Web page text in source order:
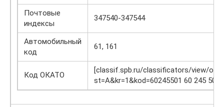
Почтовые
индексы
347540-347544
Автомобильный
код
61, 161
Код ОКАТО
[classif.spb.ru/classificators/view/
st=A&kr=1&kod=60245501 60 245 501]